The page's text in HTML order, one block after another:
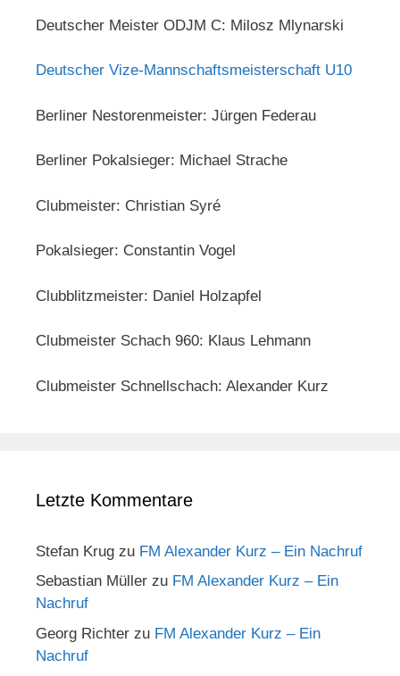
Deutscher Meister ODJM C: Milosz Mlynarski
Deutscher Vize-Mannschaftsmeisterschaft U10
Berliner Nestorenmeister: Jürgen Federau
Berliner Pokalsieger: Michael Strache
Clubmeister: Christian Syré
Pokalsieger: Constantin Vogel
Clubblitzmeister: Daniel Holzapfel
Clubmeister Schach 960: Klaus Lehmann
Clubmeister Schnellschach: Alexander Kurz
Letzte Kommentare
Stefan Krug zu FM Alexander Kurz – Ein Nachruf
Sebastian Müller zu FM Alexander Kurz – Ein
Nachruf
Georg Richter zu FM Alexander Kurz – Ein
Nachruf